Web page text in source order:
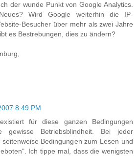
der wunde Punkt von Google Analytics.
Wird Google weiterhin die IP-
Besucher über mehr als zwei Jahre
es Bestrebungen, dies zu ändern?
8:49 PM
für diese ganzen Bedingungen
gewisse Betriebsblindheit. Bei jeder
Bedingungen zum Lesen und
Ich tippe mal, dass die wenigsten